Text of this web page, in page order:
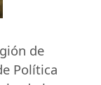
de
Política